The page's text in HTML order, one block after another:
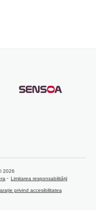
2026
Limitarea responsabilității
privind accesibilitatea